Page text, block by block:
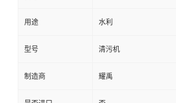
用途 水利
型号 清污机
制造商 耀禹